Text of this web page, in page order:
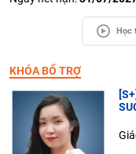
Học
KHÓA BỔ TRỢ